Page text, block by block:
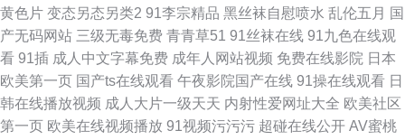
黄色片 变态另态另类2 91李宗精品 黑丝袜自慰喷水 乱伦五月 国
产无码网站 三级无毒免费 青青草51 91丝袜在线 91九色在线观
看 91插 成人中文字幕免费 成年人网站视频 免费在线影院 日本
欧美第一页 国产ts在线观看 午夜影院国产在线 91操在线观看 日
韩在线播放视频 成人大片一级天天 内射性爱网址大全 欧美社区
第一页 欧美在线视频播放 91视频污污污 超碰在线公开 AV蜜桃